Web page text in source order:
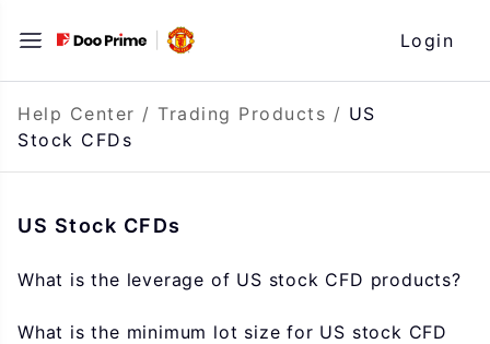
content
Login
Help Center / Trading Products / US
Stock CFDs
US Stock CFDs
What is the leverage of US stock CFD products?
What is the minimum lot size for US stock CFD